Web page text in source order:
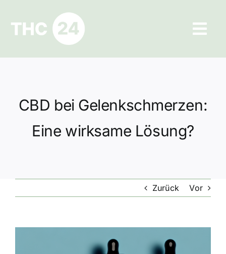
springen
Ratgeber
Datenschutz
CBD bei Gelenkschmerzen:
Eine wirksame Lösung?
Zurück Vor